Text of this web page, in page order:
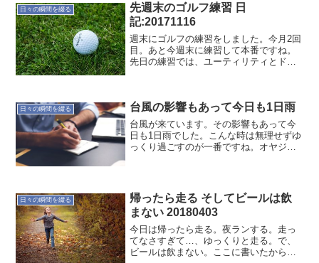
画像を貼っただけですけど...
日々の瞬間を綴る
先週末のゴルフ練習 日
記:20171116
週末にゴルフの練習をしました。今月2回
目。あと今週末に練習して本番ですね。
先日の練習では、ユーティリティとドラ
年ぶりだから当然か。そ...
日々の瞬間を綴る 台風の影響もあって今日も1日雨
台風が来ています。その影響もあって今
日も1日雨でした。こんな時は無理せずゆ
っくり過ごすのが一番ですね。オヤジの
日々の瞬間を綴る
帰ったら走る そしてビールは飲
まない 20180403
今日は帰ったら走る。夜ランする。走っ
てなさすぎて…、ゆっくりと走る。で、
ビールは飲まない。ここに書いたから多